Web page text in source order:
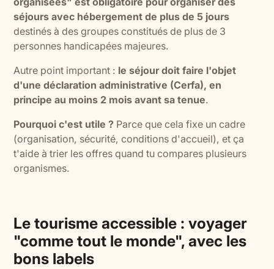
séjours avec hébergement de plus de 5 jours
destinés à des groupes constitués de plus de 3
personnes handicapées majeures.
Autre point important : le séjour doit faire l'objet
d'une déclaration administrative (Cerfa), en
principe au moins 2 mois avant sa tenue.
Pourquoi c'est utile ? Parce que cela fixe un cadre
(organisation, sécurité, conditions d'accueil), et ça
t'aide à trier les offres quand tu compares plusieurs
organismes.
Le tourisme accessible : voyager
"comme tout le monde", avec les
bons labels